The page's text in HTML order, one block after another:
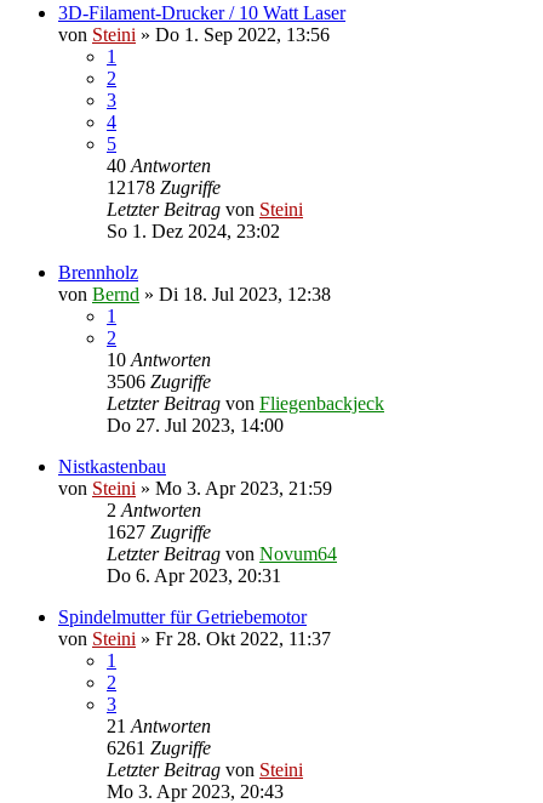
3D-Filament-Drucker / 10 Watt Laser
von Steini » Do 1. Sep 2022, 13:56
1
2
3
4
5
40 Antworten
12178 Zugriffe
Letzter Beitrag von Steini
So 1. Dez 2024, 23:02
Brennholz
von Bernd » Di 18. Jul 2023, 12:38
1
2
10 Antworten
3506 Zugriffe
Letzter Beitrag von Fliegenbackjeck
Do 27. Jul 2023, 14:00
Nistkastenbau
von Steini » Mo 3. Apr 2023, 21:59
2 Antworten
1627 Zugriffe
Letzter Beitrag von Novum64
Do 6. Apr 2023, 20:31
Spindelmutter für Getriebemotor
von Steini » Fr 28. Okt 2022, 11:37
1
2
3
21 Antworten
6261 Zugriffe
Letzter Beitrag von Steini
Mo 3. Apr 2023, 20:43